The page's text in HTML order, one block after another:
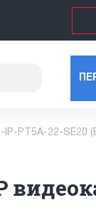
IP-PT5A-22-SE20